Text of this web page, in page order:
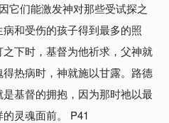
它们能激发神对那些受试探之
和受伤的孩子得到最多的照
下时，基督为他祈求，父神就
热病时，神就施以甘露。路德
基督的拥抱，因为那时祂以最
灵魂面前。 P41